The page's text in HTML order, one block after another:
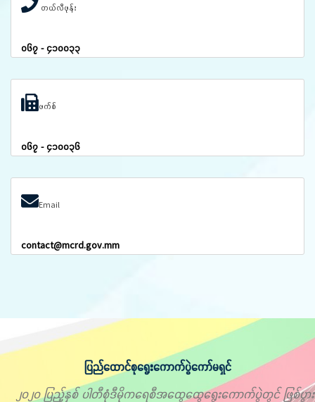
တယ်လီဖုန်း
၀၆၇ - ၄၁၀၀၃၃
ဖက်စ်
၀၆၇ - ၄၁၀၀၃၆
Email
contact@mcrd.gov.mm
ပြည်ထောင်စုရွေးကောက်ပွဲကော်မရှင်
၂၀၂၀ ပြည့်နှစ် ပါတီစုံဒီမိုကရေစီအထွေထွေရွေးကောက်ပွဲတွင် ဖြစ်ပွား